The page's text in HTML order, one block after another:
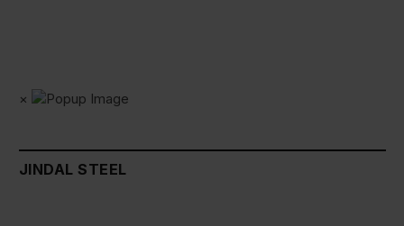
×
JINDAL STEEL